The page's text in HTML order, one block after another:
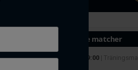
Kommande matcher
Fre 14 aug 19:00 | Träningsmatcher